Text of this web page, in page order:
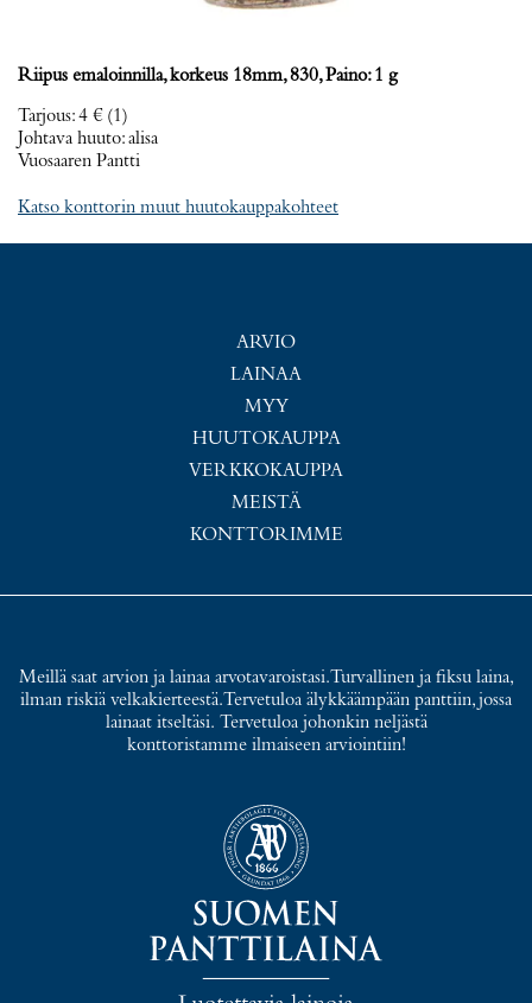
Riipus emaloinnilla, korkeus 18mm, 830, Paino: 1 g
Tarjous:4 € (1)
Johtava huuto:alisa
Vuosaaren Pantti
Katso konttorin muut huutokauppakohteet
ARVIO
LAINAA
MYY
HUUTOKAUPPA
VERKKOKAUPPA
MEISTÄ
KONTTORIMME
Meillä saat arvion ja lainaa arvotavaroistasi. Turvallinen ja fiksu laina,
ilman riskiä velkakierteestä. Tervetuloa älykkäämpään panttiin, jossa
lainaat itseltäsi. Tervetuloa johonkin neljästä
konttoristamme ilmaiseen arviointiin!